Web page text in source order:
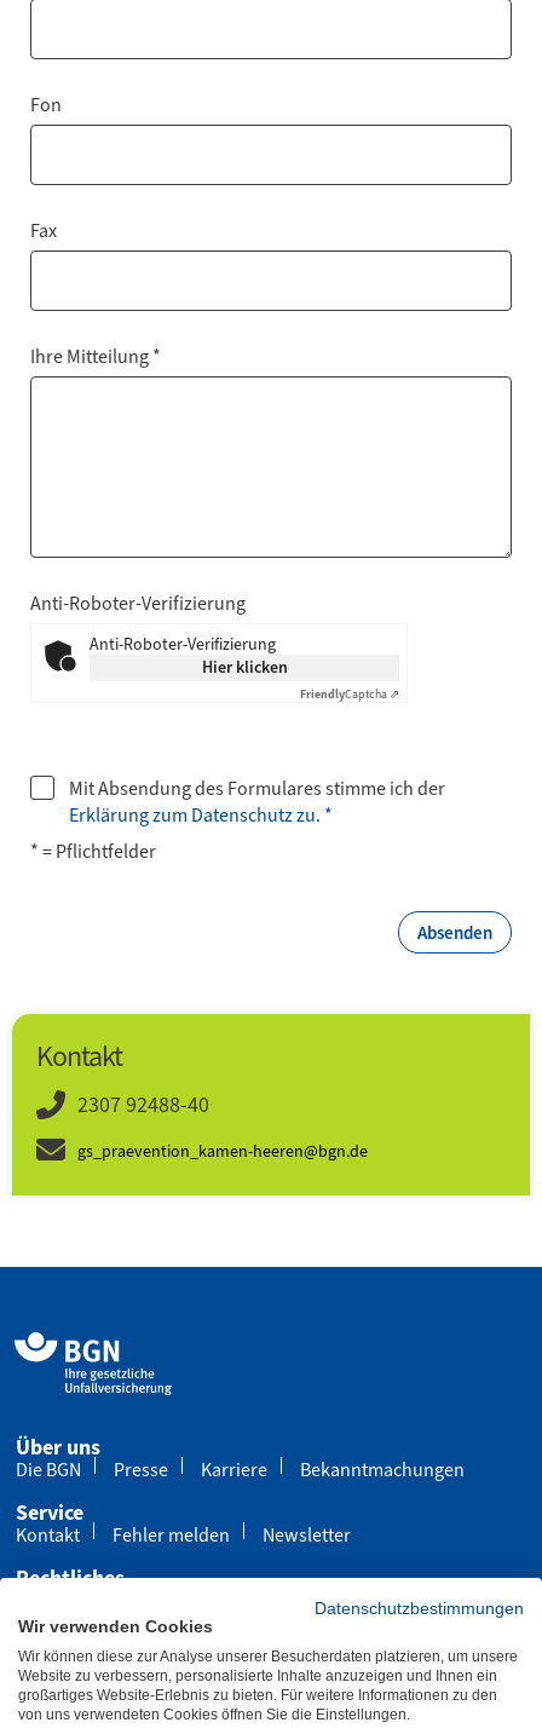
Fon
Fax
Ihre Mitteilung *
Anti-Roboter-Verifizierung
Anti-Roboter-Verifizierung
Hier klicken
FriendlyCaptcha ⇗
Mit Absendung des Formulares stimme ich der
Erklärung zum Datenschutz zu. *
* = Pflichtfelder
Absenden
Kontakt
2307 92488-40
gs_praevention_kamen-heeren@bgn.de
Über uns
Die BGN Presse Karriere Bekanntmachungen
Service
Kontakt Fehler melden Newsletter
Rechtliches
Cookies
Barrierefreiheit
Übersicht Leichte Sprache Gebärdensprache
Datenschutzbestimmungen
Wir verwenden Cookies
Wir können diese zur Analyse unserer Besucherdaten platzieren, um unsere
Website zu verbessern, personalisierte Inhalte anzuzeigen und Ihnen ein
großartiges Website-Erlebnis zu bieten. Für weitere Informationen zu den
von uns verwendeten Cookies öffnen Sie die Einstellungen.